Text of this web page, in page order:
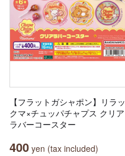
【フラットガシャポン】リラッ
クマ×チュッパチャプス クリア
ラバーコースター
400 yen (tax included)